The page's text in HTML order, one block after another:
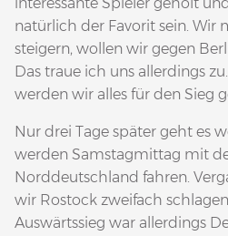
natürlich der Favorit sein. Wir
steigern, wollen wir gegen
Das traue ich uns allerdings
werden wir alles für den Sieg
Nur drei Tage später geht es
werden Samstagmittag mit
Norddeutschland fahren.
wir Rostock zweifach
Auswärtssieg war allerdings